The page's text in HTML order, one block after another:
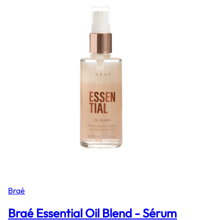
Braé
Braé Essential Oil Blend - Sérum